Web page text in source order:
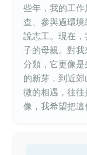
些年，我的工
查、參與過環
說志工。現在
子的母親。對
分類，它更像
的新芽，到近
微的相遇，往
像，我希望把這